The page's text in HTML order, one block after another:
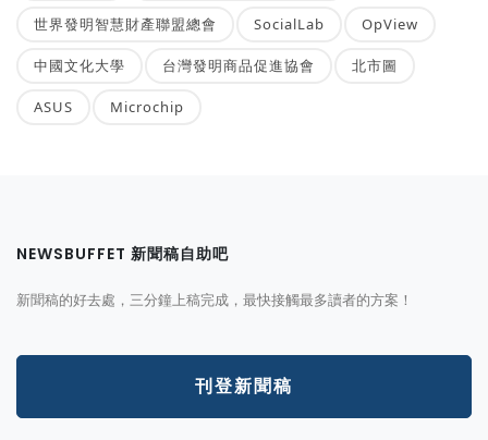
世界發明智慧財產聯盟總會 SocialLab OpView
中國文化大學 台灣發明商品促進協會 北市圖
ASUS Microchip
NEWSBUFFET 新聞稿自助吧
新聞稿的好去處，三分鐘上稿完成，最快接觸最多讀者的方案！
刊登新聞稿